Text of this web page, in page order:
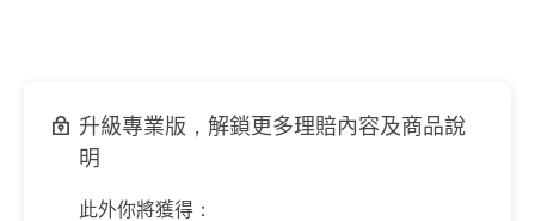
升級專業版，解鎖更多理賠內容及商品說
明
此外你將獲得：